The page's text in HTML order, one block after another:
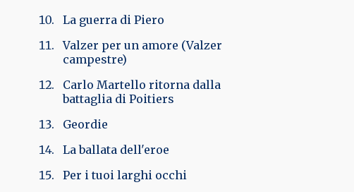
La guerra di Piero
Valzer per un amore (Valzer
campestre)
Carlo Martello ritorna dalla
battaglia di Poitiers
Geordie
La ballata dell'eroe
Per i tuoi larghi occhi